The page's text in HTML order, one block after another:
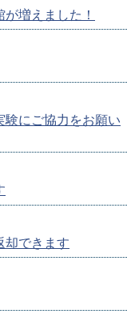
増えました！
験にご協力をお願い
却できます